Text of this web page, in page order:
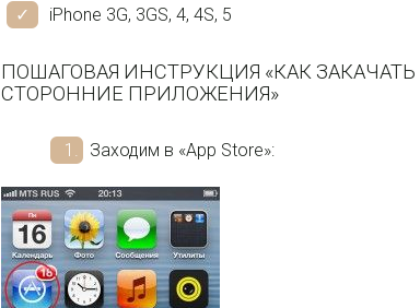
iPhone 3G, 3GS, 4, 4S, 5
ПОШАГОВАЯ ИНСТРУКЦИЯ «КАК
СТОРОННИЕ ПРИЛОЖЕНИЯ»
Заходим в «App Store»: